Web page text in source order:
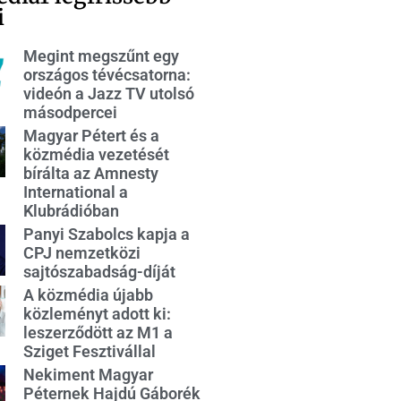
Megint megszűnt egy
országos tévécsatorna:
videón a Jazz TV utolsó
másodpercei
Magyar Pétert és a
közmédia vezetését
bírálta az Amnesty
International a
Klubrádióban
Panyi Szabolcs kapja a
CPJ nemzetközi
sajtószabadság-díját
A közmédia újabb
közleményt adott ki:
leszerződött az M1 a
Sziget Fesztivállal
Nekiment Magyar
Péternek Hajdú Gáborék